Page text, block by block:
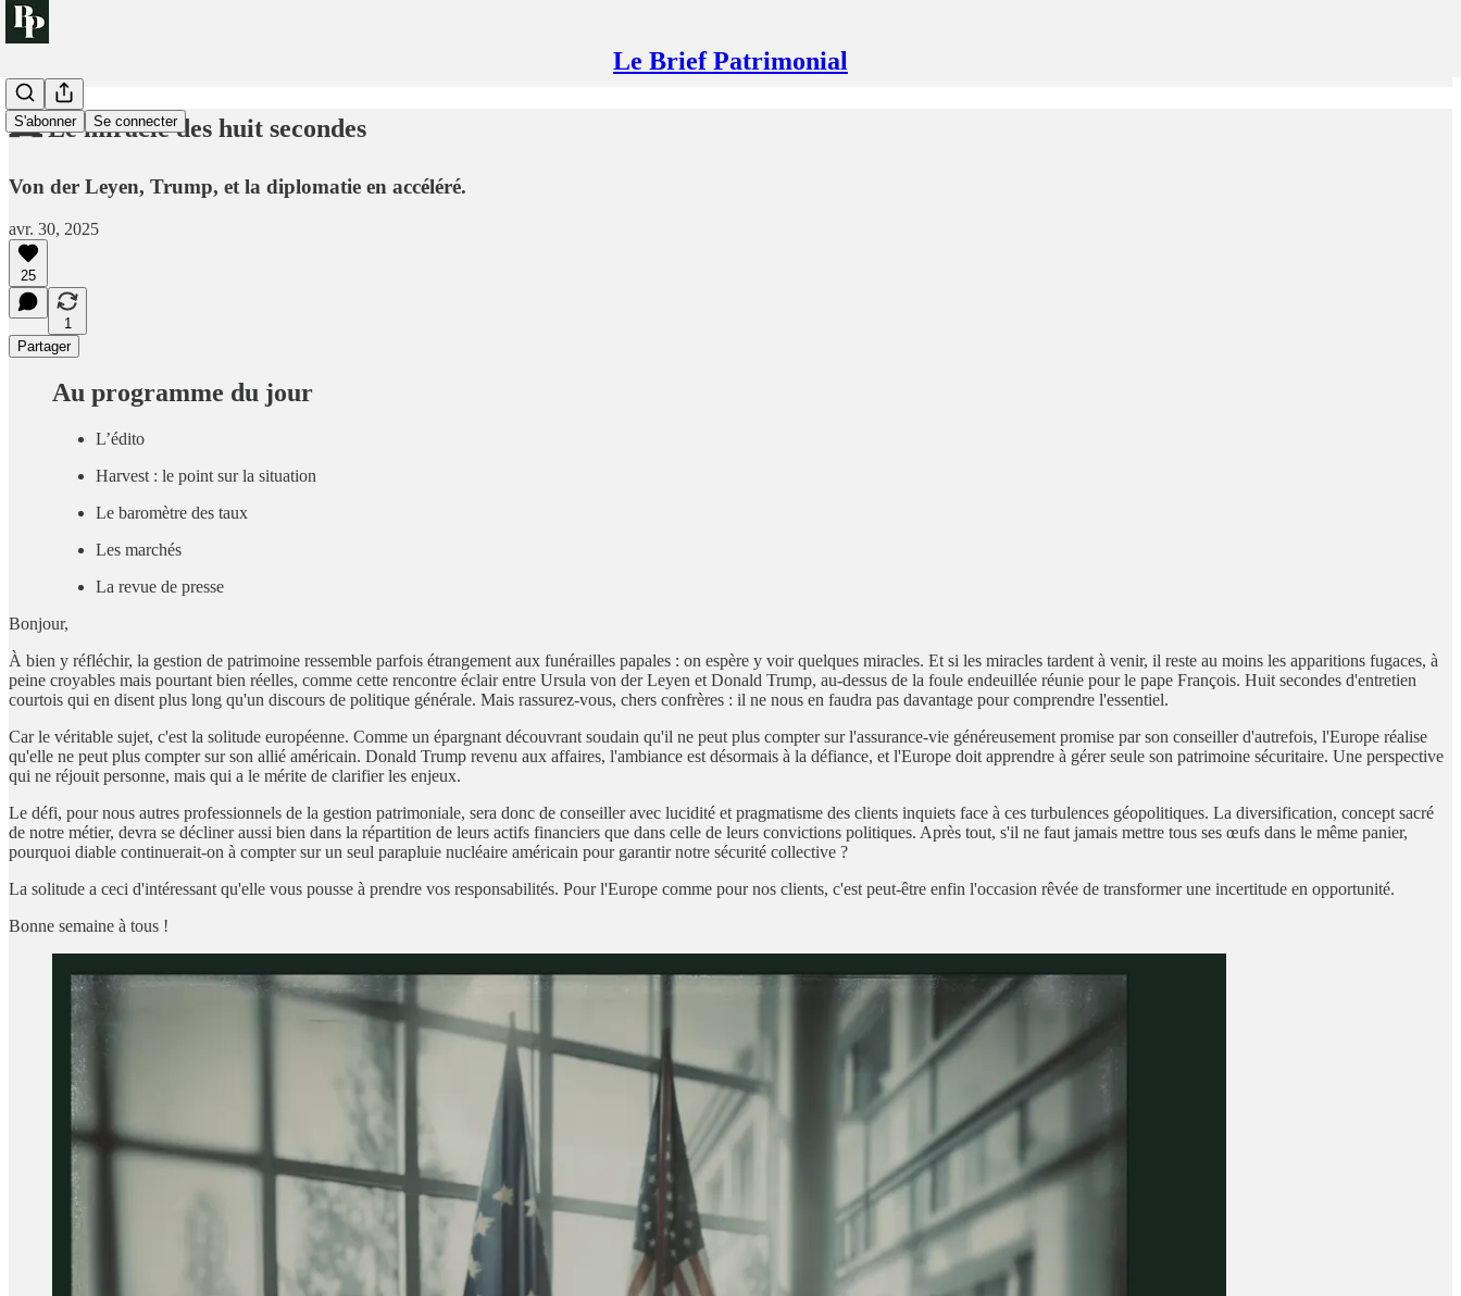
Le Brief Patrimonial
S'abonner Se connecter
🕰️ Le miracle des huit secondes
Von der Leyen, Trump, et la diplomatie en accéléré.
avr. 30, 2025
25
1
Partager
Au programme du jour
L’édito
Harvest : le point sur la situation
Le baromètre des taux
Les marchés
La revue de presse
Bonjour,
À bien y réfléchir, la gestion de patrimoine ressemble parfois étrangement aux funérailles papales : on espère y voir quelques miracles. Et si les miracles tardent à venir, il reste au moins les apparitions fugaces, à
peine croyables mais pourtant bien réelles, comme cette rencontre éclair entre Ursula von der Leyen et Donald Trump, au-dessus de la foule endeuillée réunie pour le pape François. Huit secondes d'entretien
courtois qui en disent plus long qu'un discours de politique générale. Mais rassurez-vous, chers confrères : il ne nous en faudra pas davantage pour comprendre l'essentiel.
Car le véritable sujet, c'est la solitude européenne. Comme un épargnant découvrant soudain qu'il ne peut plus compter sur l'assurance-vie généreusement promise par son conseiller d'autrefois, l'Europe réalise
qu'elle ne peut plus compter sur son allié américain. Donald Trump revenu aux affaires, l'ambiance est désormais à la défiance, et l'Europe doit apprendre à gérer seule son patrimoine sécuritaire. Une perspective
qui ne réjouit personne, mais qui a le mérite de clarifier les enjeux.
Le défi, pour nous autres professionnels de la gestion patrimoniale, sera donc de conseiller avec lucidité et pragmatisme des clients inquiets face à ces turbulences géopolitiques. La diversification, concept sacré
de notre métier, devra se décliner aussi bien dans la répartition de leurs actifs financiers que dans celle de leurs convictions politiques. Après tout, s'il ne faut jamais mettre tous ses œufs dans le même panier,
pourquoi diable continuerait-on à compter sur un seul parapluie nucléaire américain pour garantir notre sécurité collective ?
La solitude a ceci d'intéressant qu'elle vous pousse à prendre vos responsabilités. Pour l'Europe comme pour nos clients, c'est peut-être enfin l'occasion rêvée de transformer une incertitude en opportunité.
Bonne semaine à tous !